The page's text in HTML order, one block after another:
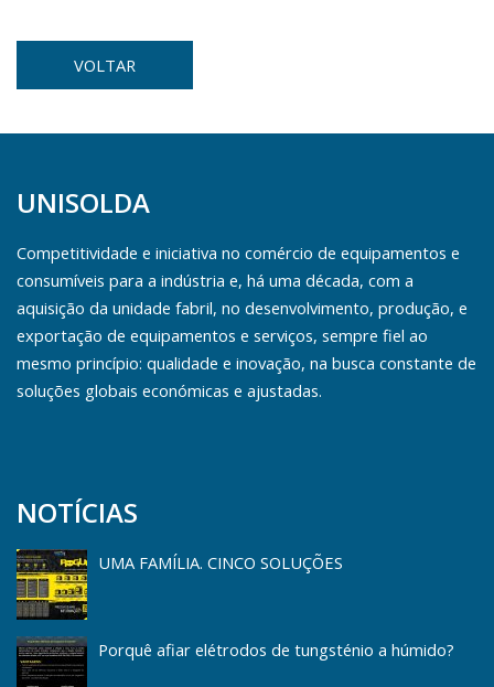
VOLTAR
UNISOLDA
Competitividade e iniciativa no comércio de equipamentos e
consumíveis para a indústria e, há uma década, com a
aquisição da unidade fabril, no desenvolvimento, produção, e
exportação de equipamentos e serviços, sempre fiel ao
mesmo princípio: qualidade e inovação, na busca constante de
soluções globais económicas e ajustadas.
NOTÍCIAS
UMA FAMÍLIA. CINCO SOLUÇÕES
Porquê afiar elétrodos de tungsténio a húmido?